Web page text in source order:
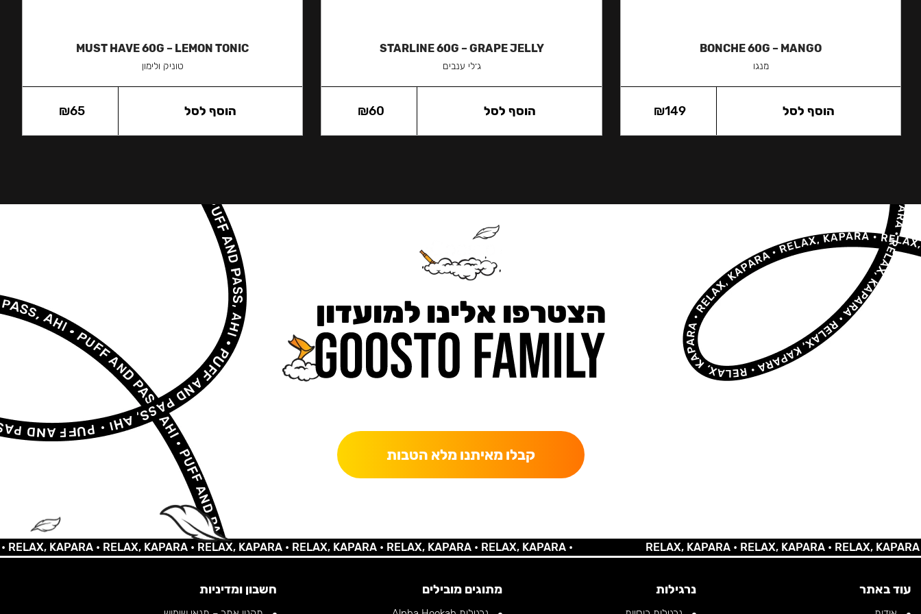
BONCHE 60G – MANGO
מנגו
₪149 הוסף לסל
STARLINE 60G – GRAPE JELLY
ג׳לי ענבים
₪60 הוסף לסל
MUST HAVE 60G – LEMON TONIC
טוניק ולימון
₪65 הוסף לסל
הצטרפו אלינו למועדון
קבלו מאיתנו מלא הטבות
KAPARA •RELAX, KAPARA •RELAX, KAPARA •RELAX, KAPARA •RELAX, KAPARA •RELAX, KAPARA • RELAX, KAPARA •RELAX, KAPARA •RELAX, KAPARA •
עוד באתר נרגילות מתוגים מובילים חשבון ומדיניות